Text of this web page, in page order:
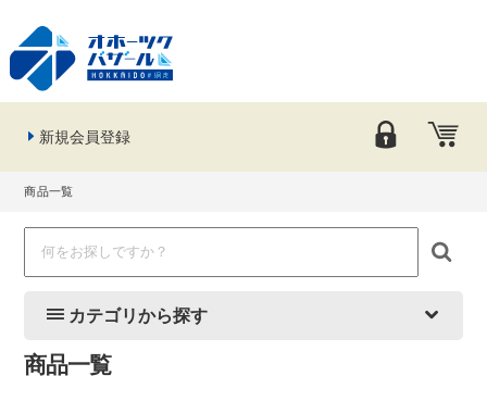
新規会員登録
商品一覧
カテゴリから探す
商品一覧